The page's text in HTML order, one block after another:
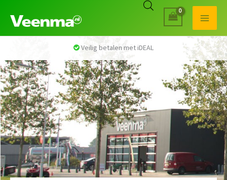
Veilig betalen met iDEAL